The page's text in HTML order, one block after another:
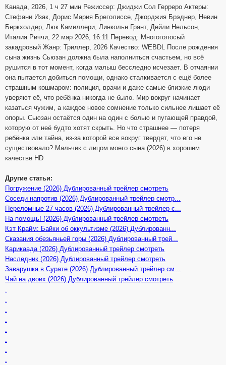
Канада, 2026, 1 ч 27 мин Режиссер: Джиджи Сол Герреро Актеры:
Стефани Изак, Дорис Мария Бреголиссе, Джорджия Брэднер, Невин
Беркхолдер, Люк Камиллери, Линкольн Грант, Дейли Нельсон,
Италия Риччи, 22 мар 2026, 16:11 Перевод: Многоголосый
закадровый Жанр: Триллер, 2026 Качество: WEBDL После рождения
сына жизнь Сьюзан должна была наполниться счастьем, но всё
рушится в тот момент, когда малыш бесследно исчезает. В отчаянии
она пытается добиться помощи, однако сталкивается с ещё более
страшным кошмаром: полиция, врачи и даже самые близкие люди
уверяют её, что ребёнка никогда не было. Мир вокруг начинает
казаться чужим, а каждое новое сомнение только сильнее лишает её
опоры. Сьюзан остаётся один на один с болью и пугающей правдой,
которую от неё будто хотят скрыть. Но что страшнее — потеря
ребёнка или тайна, из-за которой все вокруг твердят, что его не
существовало? Мальчик с лицом моего сына (2026) в хорошем
качестве HD
Другие статьи:
Погружение (2026) Дублированный трейлер смотреть
Соседи напротив (2026) Дублированный трейлер смотр...
Переломные 27 часов (2026) Дублированный трейлер с...
На помощь! (2026) Дублированный трейлер смотреть
Кэт Крайм: Байки об оккультизме (2026) Дублированн...
Сказания обезьяньей горы (2026) Дублированный трей...
Карикаада (2026) Дублированный трейлер смотреть
Наследник (2026) Дублированный трейлер смотреть
Заварушка в Сурате (2026) Дублированный трейлер см...
Чай на двоих (2026) Дублированный трейлер смотреть